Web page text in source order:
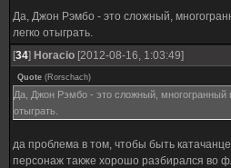
Да, Джон Рэмбо - это сложный,
легко отыграть.
[34] Horacio [2012-08-16, 1:03:49]
Quote (Rorschach)
Да, Джон Рэмбо - это сложный, многогранный
отыграть.
да проблема в том, чтобы быть
персонаж также хорошо разбирался во